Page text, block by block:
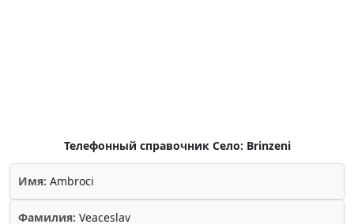
Телефонный справочник Село: Brinzeni
Имя: Ambroci
Фамилия: Veaceslav